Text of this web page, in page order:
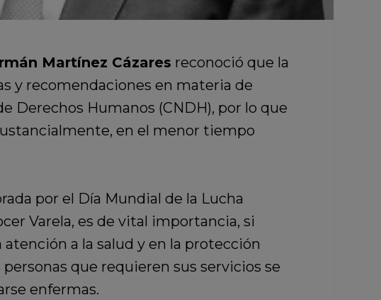
Martínez Cázares reconoció que la
y recomendaciones en materia de
Derechos Humanos (CNDH), por lo que
en el menor tiempo
por el Día Mundial de la Lucha
Varela, es de vital importancia, si
a la salud y en la protección
que requieren sus servicios se
enfermas.